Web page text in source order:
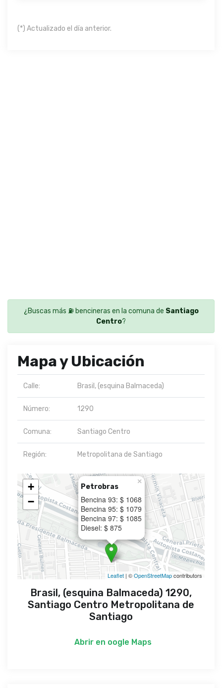
(*) Actualizado el día anterior.
¿Buscas más ⛽ bencineras en la comuna de Santiago
Centro?
Mapa y Ubicación
Calle: Brasil, (esquina Balmaceda)
Número: 1290
Comuna: Santiago Centro
Región: Metropolitana de Santiago
Petrobras
Bencina 93: $ 1068
Bencina 95: $ 1079
Bencina 97: $ 1085
Diesel: $ 875
×
+
−
Leaflet | ©OpenStreetMapcontributors
Brasil, (esquina Balmaceda) 1290,
Santiago Centro Metropolitana de
Santiago
Abrir en oogle Maps